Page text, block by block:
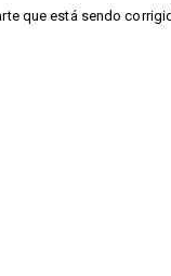
que está sendo